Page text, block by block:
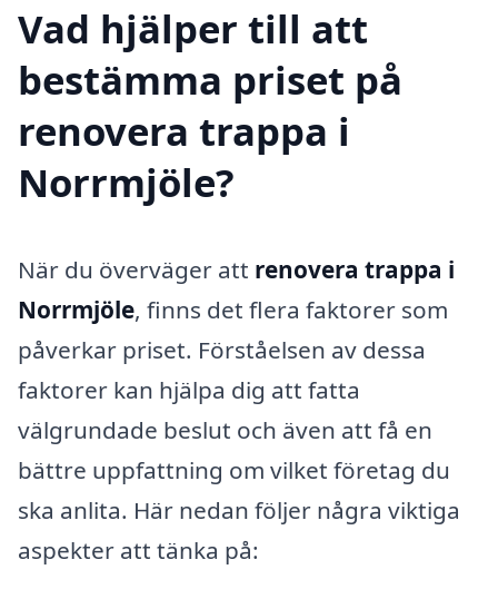
Vad hjälper till att
bestämma priset på
renovera trappa i
Norrmjöle?
När du överväger att renovera trappa i
Norrmjöle, finns det flera faktorer som
påverkar priset. Förståelsen av dessa
faktorer kan hjälpa dig att fatta
välgrundade beslut och även att få en
bättre uppfattning om vilket företag du
ska anlita. Här nedan följer några viktiga
aspekter att tänka på: